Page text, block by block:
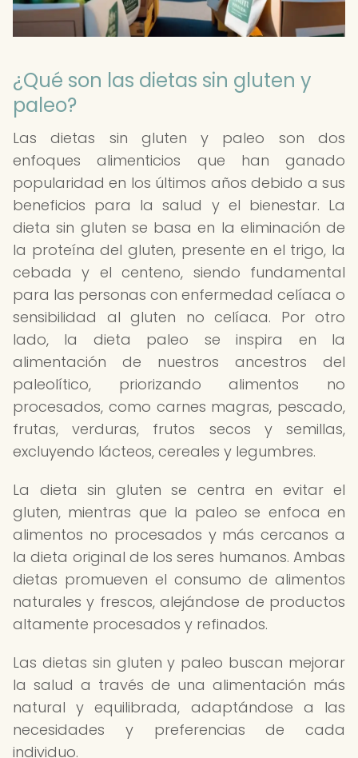
¿Qué son las dietas sin gluten y
paleo?
Las dietas sin gluten y paleo son dos
enfoques alimenticios que han ganado
popularidad en los últimos años debido a sus
beneficios para la salud y el bienestar. La
dieta sin gluten se basa en la eliminación de
la proteína del gluten, presente en el trigo, la
cebada y el centeno, siendo fundamental
para las personas con enfermedad celíaca o
sensibilidad al gluten no celíaca. Por otro
lado, la dieta paleo se inspira en la
alimentación de nuestros ancestros del
paleolítico, priorizando alimentos no
procesados, como carnes magras, pescado,
frutas, verduras, frutos secos y semillas,
excluyendo lácteos, cereales y legumbres.
La dieta sin gluten se centra en evitar el
gluten, mientras que la paleo se enfoca en
alimentos no procesados y más cercanos a
la dieta original de los seres humanos. Ambas
dietas promueven el consumo de alimentos
naturales y frescos, alejándose de productos
altamente procesados y refinados.
Las dietas sin gluten y paleo buscan mejorar
la salud a través de una alimentación más
natural y equilibrada, adaptándose a las
necesidades y preferencias de cada
individuo.